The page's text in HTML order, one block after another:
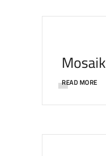
Mosaik
READ MORE